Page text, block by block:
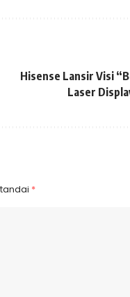
Hisense Lansir Visi
Laser
*